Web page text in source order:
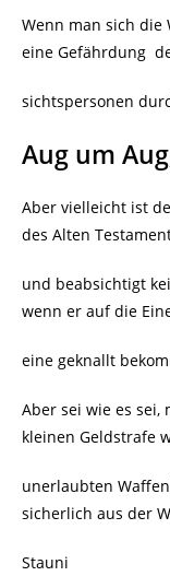
Wenn man sich die
eine Gefährdung
sichtspersonen
Aug um
Aber vielleicht ist
des Alten
und beabsichtigt
wenn er auf die
eine geknallt
Aber sei wie es
kleinen Geldstrafe
unerlaubten
sicherlich aus der
Stauni